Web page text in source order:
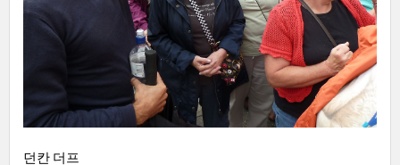
던칸 더프